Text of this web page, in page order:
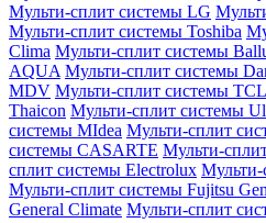
Мульти-сплит системы LG
Мульти-сплит системы Toshiba
Clima Мульти-сплит системы
AQUA Мульти-сплит системы
MDV Мульти-сплит системы TCL
Thaicon Мульти-сплит системы
системы MIdea Мульти-сплит
системы CASARTE Мульти-
сплит системы Electrolux Мульти-
Мульти-сплит системы Fujitsu
General Climate Мульти-сплит